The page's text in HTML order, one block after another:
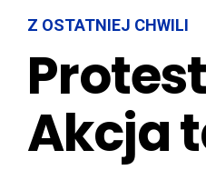
Z OSTATNIEJ CHWILI
Akcja